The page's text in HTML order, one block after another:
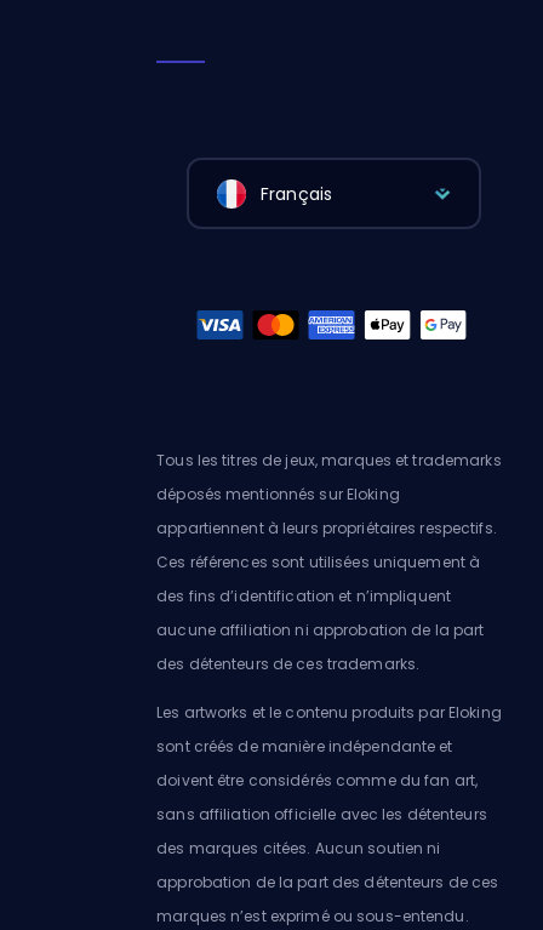
Français
Tous les titres de jeux, marques et trademarks
déposés mentionnés sur Eloking
appartiennent à leurs propriétaires respectifs.
Ces références sont utilisées uniquement à
des fins d’identification et n’impliquent
aucune affiliation ni approbation de la part
des détenteurs de ces trademarks.
Les artworks et le contenu produits par Eloking
sont créés de manière indépendante et
doivent être considérés comme du fan art,
sans affiliation officielle avec les détenteurs
des marques citées. Aucun soutien ni
approbation de la part des détenteurs de ces
marques n’est exprimé ou sous-entendu.